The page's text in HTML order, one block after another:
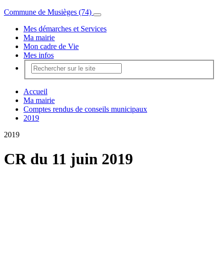
Commune de Musièges (74)
Mes démarches et Services
Ma mairie
Mon cadre de Vie
Mes infos
Accueil
Ma mairie
Comptes rendus de conseils municipaux
2019
2019
CR du 11 juin 2019